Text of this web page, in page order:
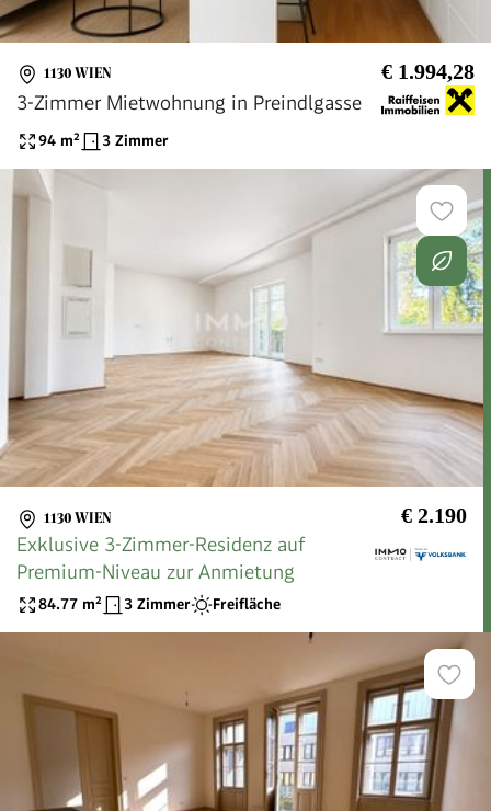
1130 WIEN € 1.994,28
3-Zimmer Mietwohnung in Preindlgasse
94 m² 3 Zimmer
1130 WIEN € 2.190
Exklusive 3-Zimmer-Residenz auf
Premium-Niveau zur Anmietung
84.77 m² 3 Zimmer Freifläche